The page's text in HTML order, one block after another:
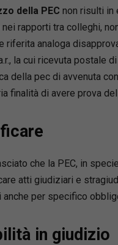
della PEC non risulti in
rapporti tra colleghi,
riferita analoga
la cui ricevuta postale
della pec di avvenuta
finalità di avere prova
che la PEC, in
atti giudiziari e
anche per specifico
in giudizio